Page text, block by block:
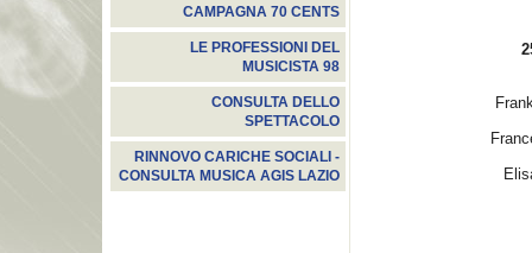
CAMPAGNA 70 CENTS
LE PROFESSIONI DEL
MUSICISTA 98
CONSULTA DELLO
SPETTACOLO
RINNOVO CARICHE SOCIALI -
CONSULTA MUSICA AGIS LAZIO